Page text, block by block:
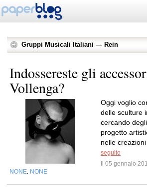
Gruppi Musicali Italiani — Rein
Indossereste gli
Vollenga?
Oggi voglio
delle sculture
cercando
progetto
nelle creazioni
seguito
Il 05 gennaio
NONE NONE